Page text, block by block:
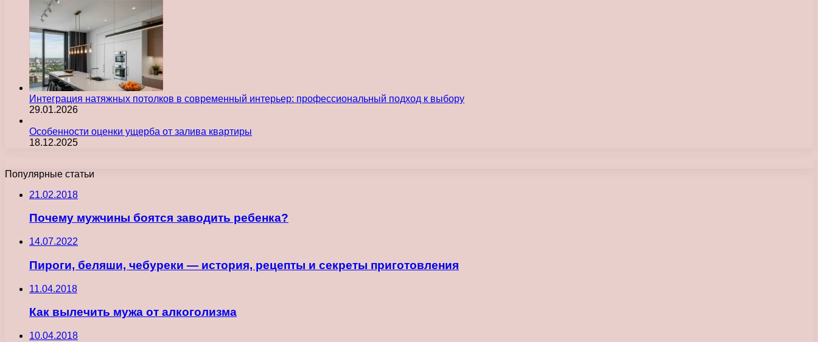
Интеграция натяжных потолков в современный интерьер: профессиональный подход к выбору
29.01.2026
Особенности оценки ущерба от залива квартиры
18.12.2025
Популярные статьи
21.02.2018
Почему мужчины боятся заводить ребенка?
14.07.2022
Пироги, беляши, чебуреки — история, рецепты и секреты приготовления
11.04.2018
Как вылечить мужа от алкоголизма
10.04.2018